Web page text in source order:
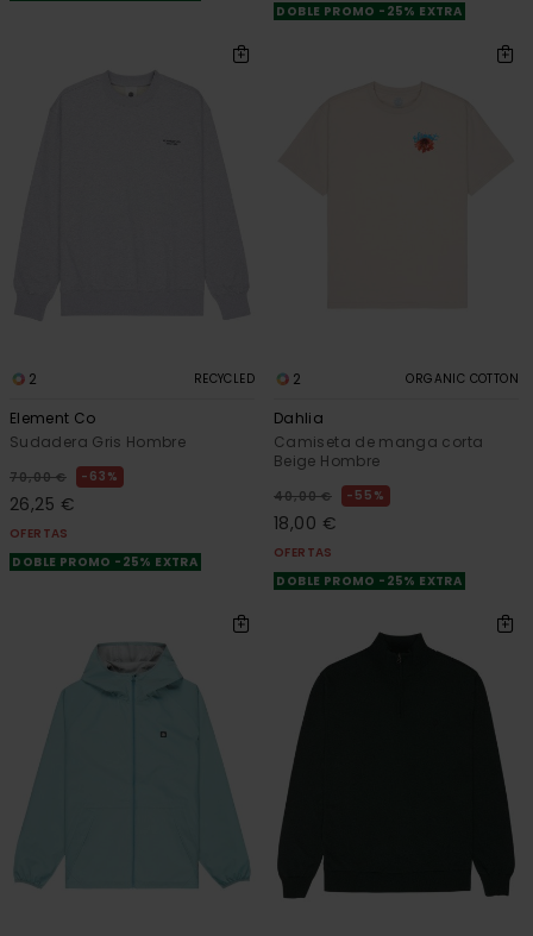
DOBLE PROMO -25% EXTRA
2 RECYCLED
Element Co
Sudadera Gris Hombre
70,00 € 63%
26,25 €
OFERTAS
DOBLE PROMO -25% EXTRA
2 ORGANIC COTTON
Dahlia
Camiseta de manga corta
Beige Hombre
40,00 € 55%
18,00 €
OFERTAS
DOBLE PROMO -25% EXTRA